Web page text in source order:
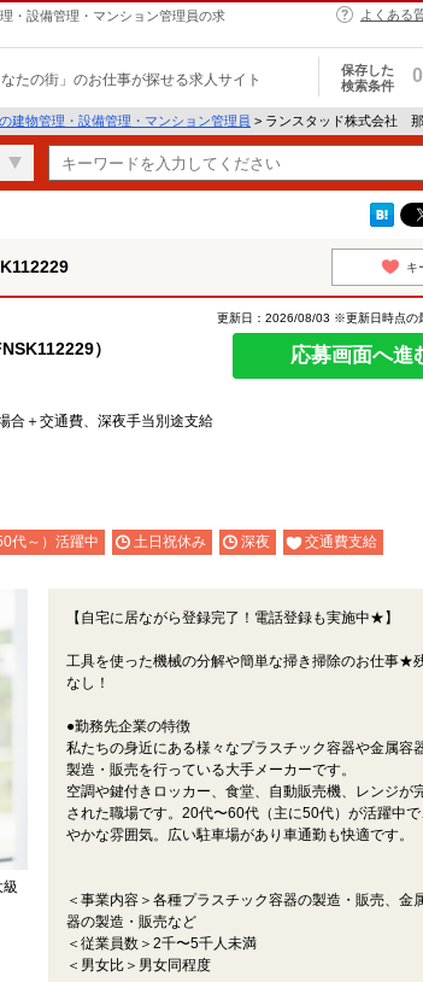
・設備管理・マンション管理員の求
よくある
なたの街」のお仕事が探せる求人サイト
保存した
検索条件
0
建物管理・設備管理・マンション管理員 > ランスタッド株式会社
キ
）
更新日：2026/08/03 ※更新日時点の
応募画面へ進
合＋交通費、深夜手当別途支給
代～）活躍中 土日祝休み 深夜 交通費支給
【自宅に居ながら登録完了！電話登録も実施中★】
工具を使った機械の分解や簡単な掃き掃除のお仕事★
なし！
●勤務先企業の特徴
私たちの身近にある様々なプラスチック容器や金属容
製造・販売を行っている大手メーカーです。
空調や鍵付きロッカー、食堂、自動販売機、レンジが
された職場です。20代〜60代（主に50代）が活躍中で
やかな雰囲気。広い駐車場があり車通勤も快適です。
＜事業内容＞各種プラスチック容器の製造・販売、金
器の製造・販売など
＜従業員数＞2千〜5千人未満
＜男女比＞男女同程度